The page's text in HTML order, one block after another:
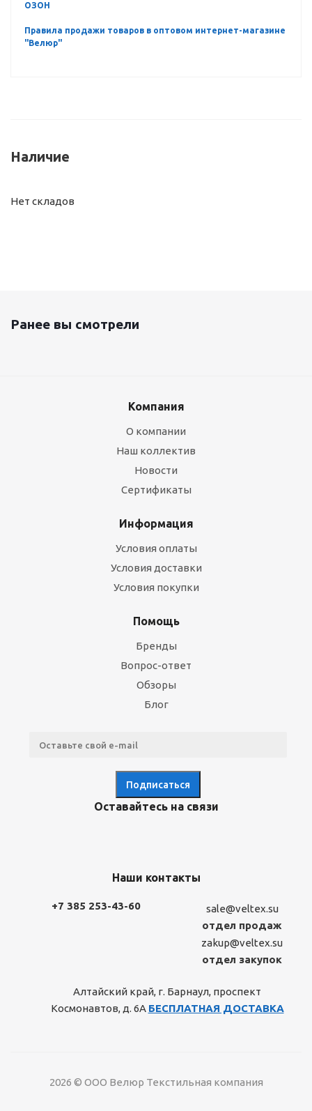
ОЗОН
Правила продажи товаров в оптовом интернет-магазине
"Велюр"
Наличие
Нет складов
Ранее вы смотрели
Компания
О компании
Наш коллектив
Новости
Сертификаты
Информация
Условия оплаты
Условия доставки
Условия покупки
Помощь
Бренды
Вопрос-ответ
Обзоры
Блог
Оставайтесь на связи
Наши контакты
+7 385 253-43-60
sale@veltex.su
отдел продаж
zakup@veltex.su
отдел закупок
Алтайский край, г. Барнаул, проспект
Космонавтов, д. 6А БЕСПЛАТНАЯ ДОСТАВКА
2026 © ООО Велюр Текстильная компания